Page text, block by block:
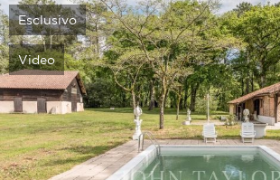
Esclusivo
Video